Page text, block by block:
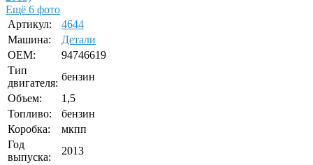
Ещё 6 фото
Артикул:
4644
Машина:
Детали
OEM:
94746619
Тип
двигателя:
бензин
Объем:
1,5
Топливо:
бензин
Коробка:
мкпп
Год
выпуска:
2013